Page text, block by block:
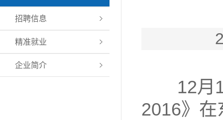
招聘信息
精准就业
企业简介
12月
2016》在